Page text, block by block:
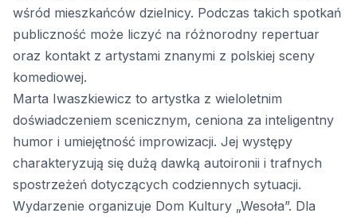
wśród mieszkańców dzielnicy. Podczas takich spotkań
publiczność może liczyć na różnorodny repertuar
oraz kontakt z artystami znanymi z polskiej sceny
komediowej.
Marta Iwaszkiewicz to artystka z wieloletnim
doświadczeniem scenicznym, ceniona za inteligentny
humor i umiejętność improwizacji. Jej występy
charakteryzują się dużą dawką autoironii i trafnych
spostrzeżeń dotyczących codziennych sytuacji.
Wydarzenie organizuje Dom Kultury „Wesoła”. Dla